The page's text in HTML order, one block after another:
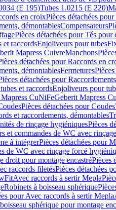
(E 195)Tubes 1.0215 (E 220)
en croixPièces détachées
démontablesCompensateurs
Pièces détachées pour Tés pour
et raccordsEnjoliveurs pour tubes
Mapress CuivreManchons
détachées pour Raccords en
démontablesFermetures
détachées pour
et raccordsEnjoliveurs pour
CuNiFeGeberit Mapress
Pièces détachées pour Coudes
et raccordements, démontables
de rinçage hygiéniquesPièces
et commandes de WC avec
à intégrerPièces détachées pour
de WC avec rinçage forcé
droit pour montage encastréPièces
raccords filetésPièces détachées
Avec raccords à sertir Mepla
Robinets à boisseau sphérique
pour Avec raccords à sertir Mepla
sphérique pour montage